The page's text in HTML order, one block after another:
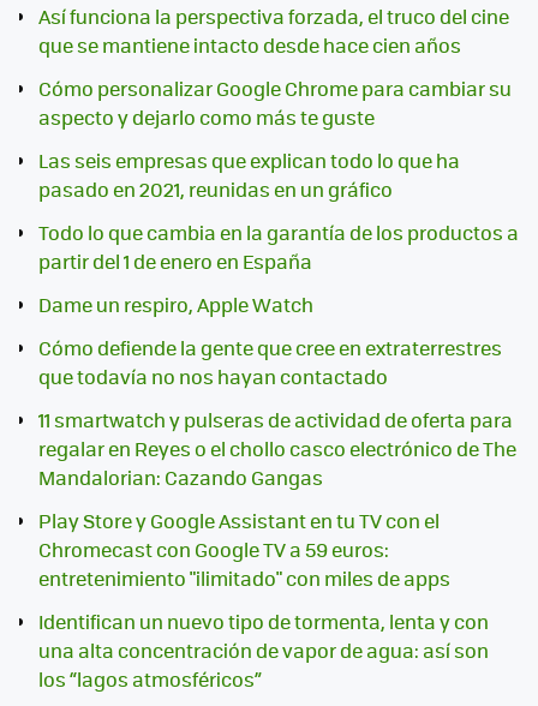
Así funciona la perspectiva forzada, el truco del cine
que se mantiene intacto desde hace cien años
Cómo personalizar Google Chrome para cambiar su
aspecto y dejarlo como más te guste
Las seis empresas que explican todo lo que ha
pasado en 2021, reunidas en un gráfico
Todo lo que cambia en la garantía de los productos a
partir del 1 de enero en España
Dame un respiro, Apple Watch
Cómo defiende la gente que cree en extraterrestres
que todavía no nos hayan contactado
11 smartwatch y pulseras de actividad de oferta para
regalar en Reyes o el chollo casco electrónico de The
Mandalorian: Cazando Gangas
Play Store y Google Assistant en tu TV con el
Chromecast con Google TV a 59 euros:
entretenimiento "ilimitado" con miles de apps
Identifican un nuevo tipo de tormenta, lenta y con
una alta concentración de vapor de agua: así son
los “lagos atmosféricos”